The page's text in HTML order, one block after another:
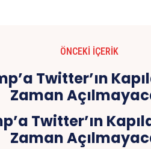
ÖNCEKI İÇERIK
Twitter’ın
Zaman